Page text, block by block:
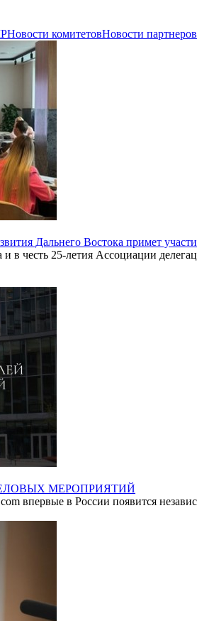
Новости комитетовНовости партнеров
Дальнего Востока примет
в честь 25-летия Ассоциации
МЕРОПРИЯТИЙ
впервые в России появится